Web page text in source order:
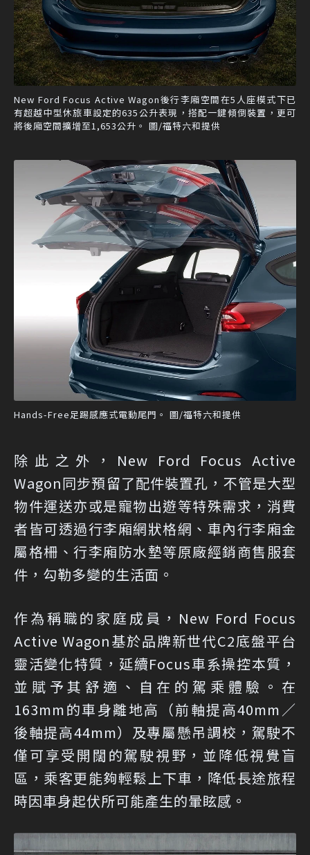
New Ford Focus Active Wagon後行李廂空間在5人座模式下已
有超越中型休旅車設定的635公升表現，搭配一鍵傾倒裝置，更可
將後廂空間擴增至1,653公升。 圖/福特六和提供
Hands-Free足踢感應式電動尾門。 圖/福特六和提供
除此之外，New Ford Focus Active
Wagon同步預留了配件裝置孔，不管是大型
物件運送亦或是寵物出遊等特殊需求，消費
者皆可透過行李廂網狀格網、車內行李廂金
屬格柵、行李廂防水墊等原廠經銷商售服套
件，勾勒多變的生活面。
作為稱職的家庭成員，New Ford Focus
Active Wagon基於品牌新世代C2底盤平台
靈活變化特質，延續Focus車系操控本質，
並賦予其舒適、自在的駕乘體驗。在
163mm的車身離地高（前軸提高40mm／
後軸提高44mm）及專屬懸吊調校，駕駛不
僅可享受開闊的駕駛視野，並降低視覺盲
區，乘客更能夠輕鬆上下車，降低長途旅程
時因車身起伏所可能產生的暈眩感。